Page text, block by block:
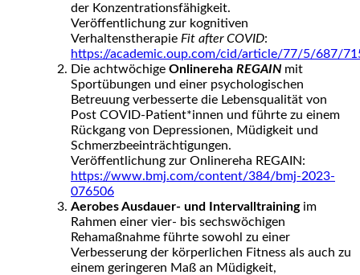
der Konzentrationsfähigkeit.
Veröffentlichung zur kognitiven
Verhaltenstherapie Fit after COVID:
https://academic.oup.com/cid/article/77/5/687/
Die achtwöchige Onlinereha REGAIN mit
Sportübungen und einer psychologischen
Betreuung verbesserte die Lebensqualität von
Post COVID-Patient*innen und führte zu einem
Rückgang von Depressionen, Müdigkeit und
Schmerzbeeinträchtigungen.
Veröffentlichung zur Onlinereha REGAIN:
https://www.bmj.com/content/384/bmj-2023-
076506
Aerobes Ausdauer- und Intervalltrainingim
Rahmen einer vier- bis sechswöchigen
Rehamaßnahme führte sowohl zu einer
Verbesserung der körperlichen Fitness als auch zu
einem geringeren Maß an Müdigkeit,